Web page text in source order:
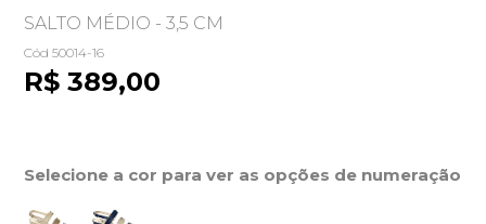
SALTO MÉDIO - 3,5 CM
Cód 50014-16
R$ 389,00
Selecione a cor para ver as opções de numeração